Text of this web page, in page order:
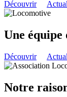
Découvrir
Une équipe
Découvrir
Notre